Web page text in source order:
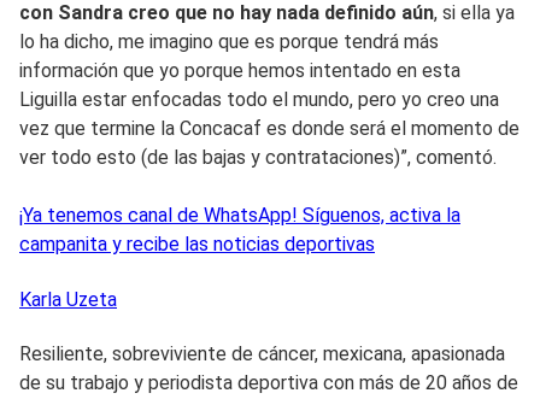
con Sandra creo que no hay nada definido aún, si ella ya
lo ha dicho, me imagino que es porque tendrá más
información que yo porque hemos intentado en esta
Liguilla estar enfocadas todo el mundo, pero yo creo una
vez que termine la Concacaf es donde será el momento de
ver todo esto (de las bajas y contrataciones)”, comentó.
¡Ya tenemos canal de WhatsApp! Síguenos, activa la
campanita y recibe las noticias deportivas
Karla Uzeta
Resiliente, sobreviviente de cáncer, mexicana, apasionada
de su trabajo y periodista deportiva con más de 20 años de